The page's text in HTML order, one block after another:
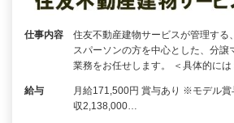
仕事内容
住友不動産建物サービスが管理する
スパーソンの方を中心とした、分譲
業務をお任せします。 ＜具体的に
給与
月給171,500円 賞与あり ※モデル
収2,138,000…